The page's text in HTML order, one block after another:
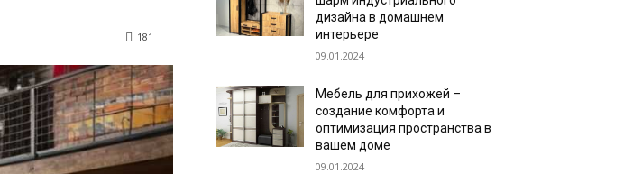
181
дизайна в домашнем
интерьере
09.01.2024
Мебель для прихожей –
создание комфорта и
оптимизация пространства в
вашем доме
09.01.2024